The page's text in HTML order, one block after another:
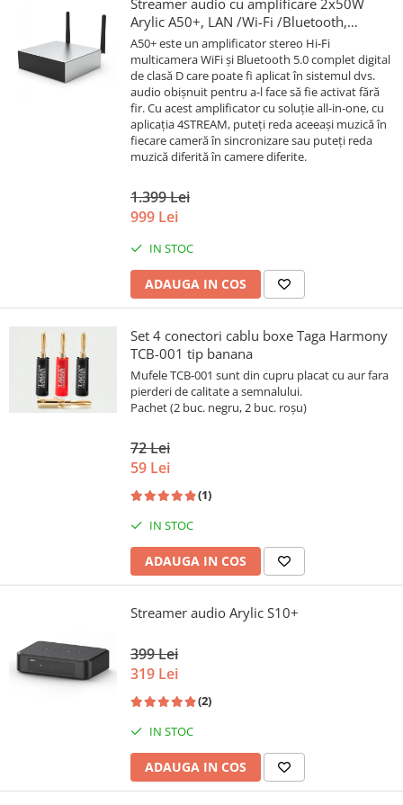
Streamer audio cu amplificare 2x50W
Arylic A50+, LAN /Wi-Fi /Bluetooth,
24bit/192kHz, Multiroom
A50+ este un amplificator stereo Hi-Fi
multicamera WiFi și Bluetooth 5.0 complet digital
de clasă D care poate fi aplicat în sistemul dvs.
audio obișnuit pentru a-l face să fie activat fără
fir. Cu acest amplificator cu soluție all-in-one, cu
aplicația 4STREAM, puteți reda aceeași muzică în
fiecare cameră în sincronizare sau puteți reda
muzică diferită în camere diferite.
1.399 Lei
999 Lei
IN STOC
ADAUGA IN COS
Set 4 conectori cablu boxe Taga Harmony
TCB-001 tip banana
Mufele TCB-001 sunt din cupru placat cu aur fara
pierderi de calitate a semnalului.
Pachet (2 buc. negru, 2 buc. roșu)
72 Lei
59 Lei
(1)
IN STOC
ADAUGA IN COS
Streamer audio Arylic S10+
399 Lei
319 Lei
(2)
IN STOC
ADAUGA IN COS